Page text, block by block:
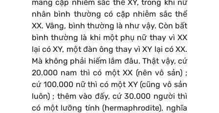
mang cặp nhiễm sắc thể XY, trong khi nữ
nhân bình thường có cặp nhiễm sắc thể
XX. Vâng, bình thường là như vậy. Còn bất
bình thường là khi một phụ nữ thay vì XX
lại có XY, một đàn ông thay vì XY lại có XX.
Mà không phải hiếm lắm đâu. Thật vậy, cứ
20.000 nam thì có một XX (nên vô sản) ;
cứ 100.000 nữ thì có một XY (cũng vô sản
luôn) ; thêm vào đấy, cứ 30.000 người thì
có một lưỡng tính (hermaphrodite), nghĩa